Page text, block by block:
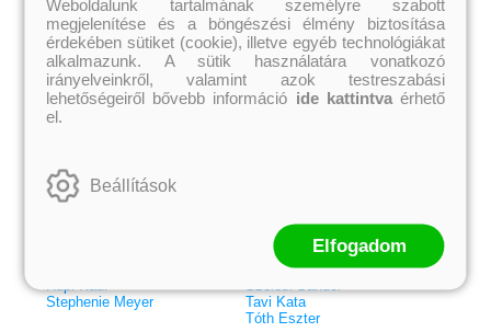
Külföldiek
Brigid Kemmerer
Cassandra Clare
Colleen Hoover
Elle Kennedy
Erin Watt
Holly Webb
Jenny Han
Leigh Bardugo
Maggie Stiefvater
Rupi Kaur
Stephenie Meyer
Magyarok
Ashley Carrigan
Benina
Bessenyei Gábor
Bodor Attila
Böszörményi Gyula
Rácz-Stefán Tibor
Róbert Katalin
Spirit Bliss
Szélesi Sándor
Tavi Kata
Tóth Eszter
Weboldalunk tartalmának személyre szabott
megjelenítése és a böngészési élmény biztosítása
érdekében sütiket (cookie), illetve egyéb technológiákat
alkalmazunk. A sütik használatára vonatkozó
irányelveinkről, valamint azok testreszabási
lehetőségeiről bővebb információ ide kattintvaérhető
el.
Beállítások
Elfogadom